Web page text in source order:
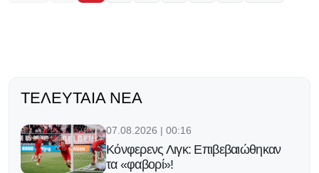
ΤΕΛΕΥΤΑΊΑ ΝΈΑ
07.08.2026 | 00:16
Κόνφερενς Λιγκ: Επιβεβαιώθηκαν
τα «φαβορί»!